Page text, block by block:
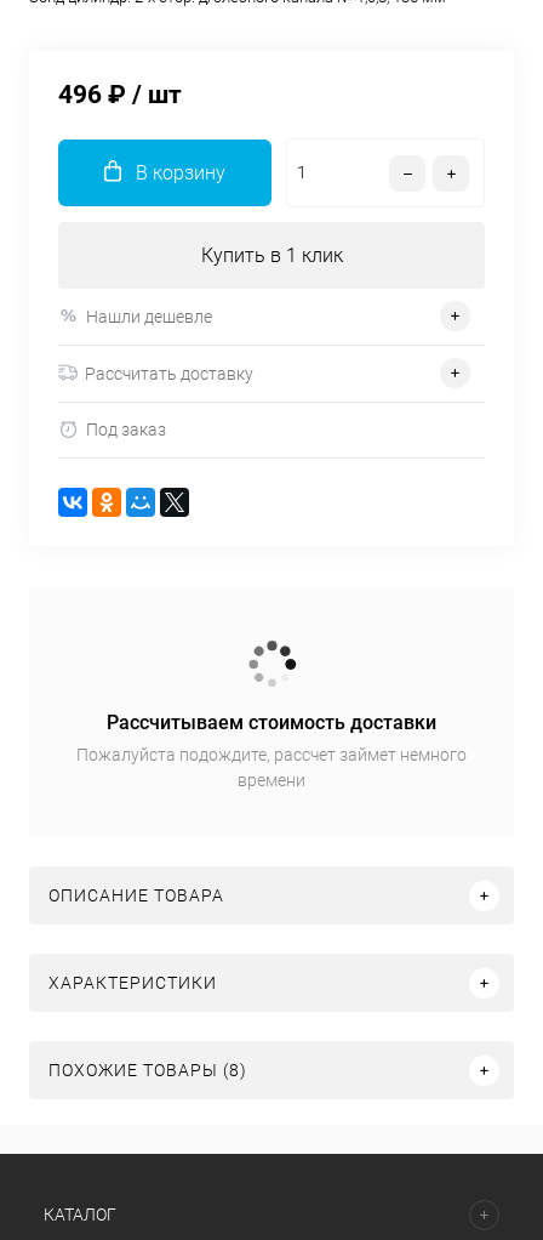
496 ₽ / шт
В корзину
Купить в 1 клик
Нашли дешевле
Рассчитать доставку
Под заказ
Рассчитываем стоимость доставки
Пожалуйста подождите, рассчет займет немного
времени
ОПИСАНИЕ ТОВАРА
ХАРАКТЕРИСТИКИ
ПОХОЖИЕ ТОВАРЫ (8)
КАТАЛОГ